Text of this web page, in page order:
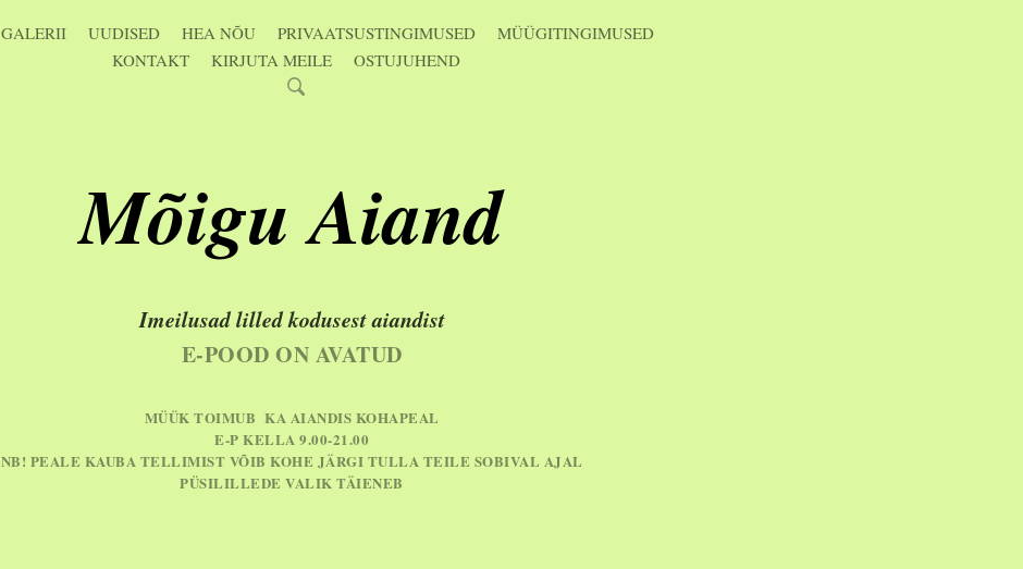
GALERII UUDISED HEA NÕU PRIVAATSUSTINGIMUSED
MÜÜGITINGIMUSED
KONTAKT
KIRJUTA MEILE OSTUJUHEND
Mõigu Aiand
Imeilusad lilled kodusest aiandist
E-POOD ON AVATUD
MÜÜK TOIMUB KA AIANDIS KOHAPEAL
E-P KELLA 9.00-21.00
NB! PEALE KAUBA TELLIMIST VÕIB KOHE JÄRGI TULLA TEILE SOBIVAL AJAL
PÜSILILLEDE VALIK TÄIENEB